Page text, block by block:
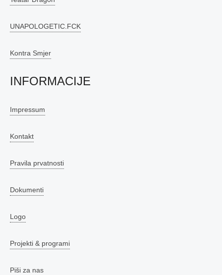
UNAPOLOGETIC.FCK
Kontra Smjer
INFORMACIJE
Impressum
Kontakt
Pravila prvatnosti
Dokumenti
Logo
Projekti & programi
Piši za nas